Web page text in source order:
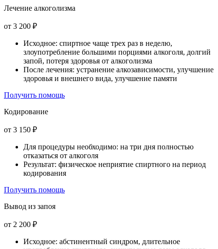
Лечение алкоголизма
от 3 200 ₽
Исходное: спиртное чаще трех раз в неделю,
злоупотребление большими порциями алкоголя, долгий
запой, потеря здоровья от алкоголизма
После лечения: устранение алкозависимости, улучшение
здоровья и внешнего вида, улучшение памяти
Получить помощь
Кодирование
от 3 150 ₽
Для процедуры необходимо: на три дня полностью
отказаться от алкоголя
Результат: физическое неприятие спиртного на период
кодирования
Получить помощь
Вывод из запоя
от 2 200 ₽
Исходное: абстинентный синдром, длительное